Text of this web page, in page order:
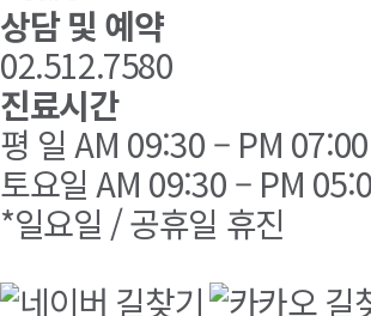
상담 및 예약
02.512.7580
진료시간
평 일 AM 09:30 – PM 07:00
토요일 AM 09:30 – PM
*일요일 / 공휴일 휴진